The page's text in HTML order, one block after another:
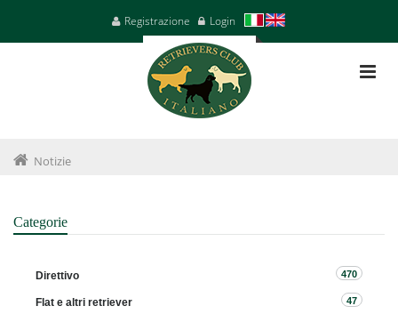
Registrazione Login
Notizie
Categorie
Direttivo 470
Flat e altri retriever 47